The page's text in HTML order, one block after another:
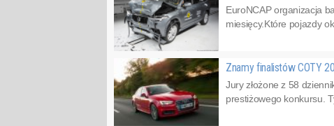
EuroNCAP organizacja
miesięcy.Które pojazdy
Znamy finalistów COTY
Jury złożone z 58
prestiżowego konkursu.